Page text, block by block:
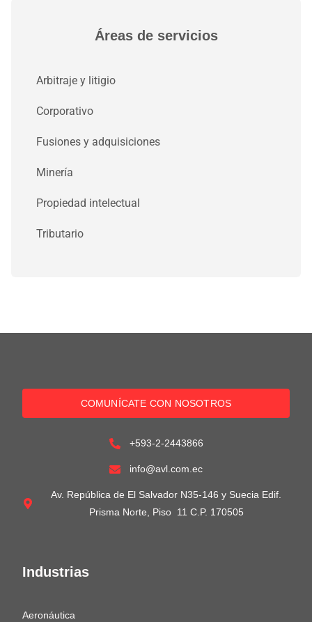
Áreas de servicios
Arbitraje y litigio
Corporativo
Fusiones y adquisiciones
Minería
Propiedad intelectual
Tributario
Industrias
Aeronáutica
COMUNÍCATE CON NOSOTROS
+593-2-2443866
info@avl.com.ec
Av. República de El Salvador N35-146 y Suecia Edif.
Prisma Norte, Piso 11 C.P. 170505